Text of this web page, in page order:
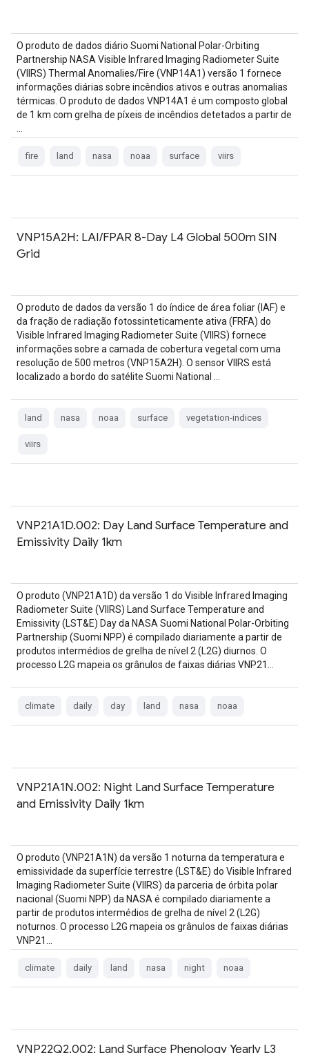
O produto de dados diário Suomi National Polar-Orbiting
Partnership NASA Visible Infrared Imaging Radiometer Suite
(VIIRS) Thermal Anomalies/Fire (VNP14A1) versão 1 fornece
informações diárias sobre incêndios ativos e outras anomalias
térmicas. O produto de dados VNP14A1 é um composto global
de 1 km com grelha de píxeis de incêndios detetados a partir de
fire land nasa noaa surface viirs
VNP15A2H: LAI/FPAR 8-Day L4 Global 500m SIN
Grid
O produto de dados da versão 1 do índice de área foliar (IAF) e
da fração de radiação fotossinteticamente ativa (FRFA) do
Visible Infrared Imaging Radiometer Suite (VIIRS) fornece
informações sobre a camada de cobertura vegetal com uma
resolução de 500 metros (VNP15A2H). O sensor VIIRS está
localizado a bordo do satélite Suomi National …
land nasa noaa surface vegetation-indices
viirs
VNP21A1D.002: Day Land Surface Temperature and
Emissivity Daily 1km
O produto (VNP21A1D) da versão 1 do Visible Infrared Imaging
Radiometer Suite (VIIRS) Land Surface Temperature and
Emissivity (LST&E) Day da NASA Suomi National Polar-Orbiting
Partnership (Suomi NPP) é compilado diariamente a partir de
produtos intermédios de grelha de nível 2 (L2G) diurnos. O
processo L2G mapeia os grânulos de faixas diárias VNP21…
climate daily day land nasa noaa
VNP21A1N.002: Night Land Surface Temperature
and Emissivity Daily 1km
O produto (VNP21A1N) da versão 1 noturna da temperatura e
emissividade da superfície terrestre (LST&E) do Visible Infrared
Imaging Radiometer Suite (VIIRS) da parceria de órbita polar
nacional (Suomi NPP) da NASA é compilado diariamente a
partir de produtos intermédios de grelha de nível 2 (L2G)
noturnos. O processo L2G mapeia os grânulos de faixas diárias
VNP21…
climate daily land nasa night noaa
VNP22Q2.002: Land Surface Phenology Yearly L3